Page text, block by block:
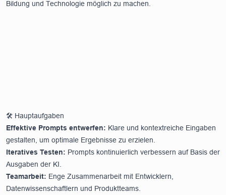
Bildung und Technologie möglich zu machen.
🛠️ Hauptaufgaben
Effektive Prompts entwerfen: Klare und kontextreiche Eingaben
gestalten, um optimale Ergebnisse zu erzielen.
Iteratives Testen: Prompts kontinuierlich verbessern auf Basis der
Ausgaben der KI.
Teamarbeit: Enge Zusammenarbeit mit Entwicklern,
Datenwissenschaftlern und Produktteams.